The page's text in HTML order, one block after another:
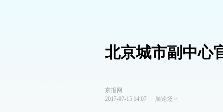
北京城市副中心
京报网
2017-07-15 14:07
舆论场 >